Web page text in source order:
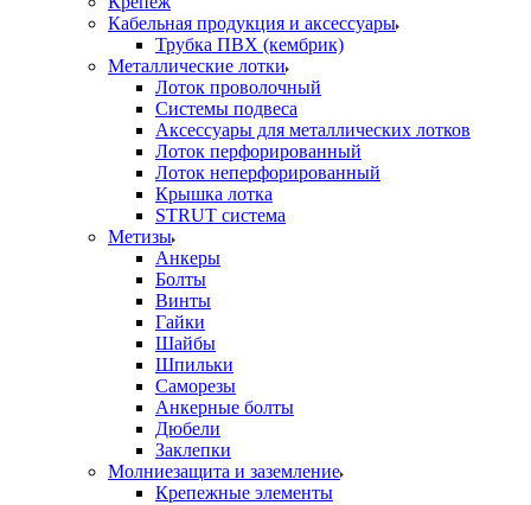
Кабельная продукция и аксессуары
Трубка ПВХ (кембрик)
Металлические лотки
Лоток проволочный
Системы подвеса
Аксессуары для металлических лотков
Лоток перфорированный
Лоток неперфорированный
Крышка лотка
STRUT система
Метизы
Анкеры
Болты
Винты
Гайки
Шайбы
Шпильки
Саморезы
Анкерные болты
Дюбели
Заклепки
Молниезащита и заземление
Крепежные элементы